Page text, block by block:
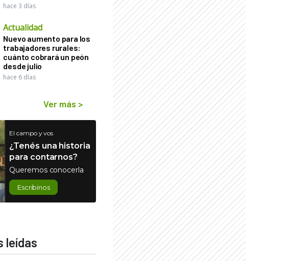
hace 3 días
Actualidad
Nuevo aumento para los
trabajadores rurales:
cuánto cobrará un peón
desde julio
hace 6 días
Ver más >
El campo y vos
¿Tenés una historia
para contarnos?
Queremos conocerla
Escribinos
leídas